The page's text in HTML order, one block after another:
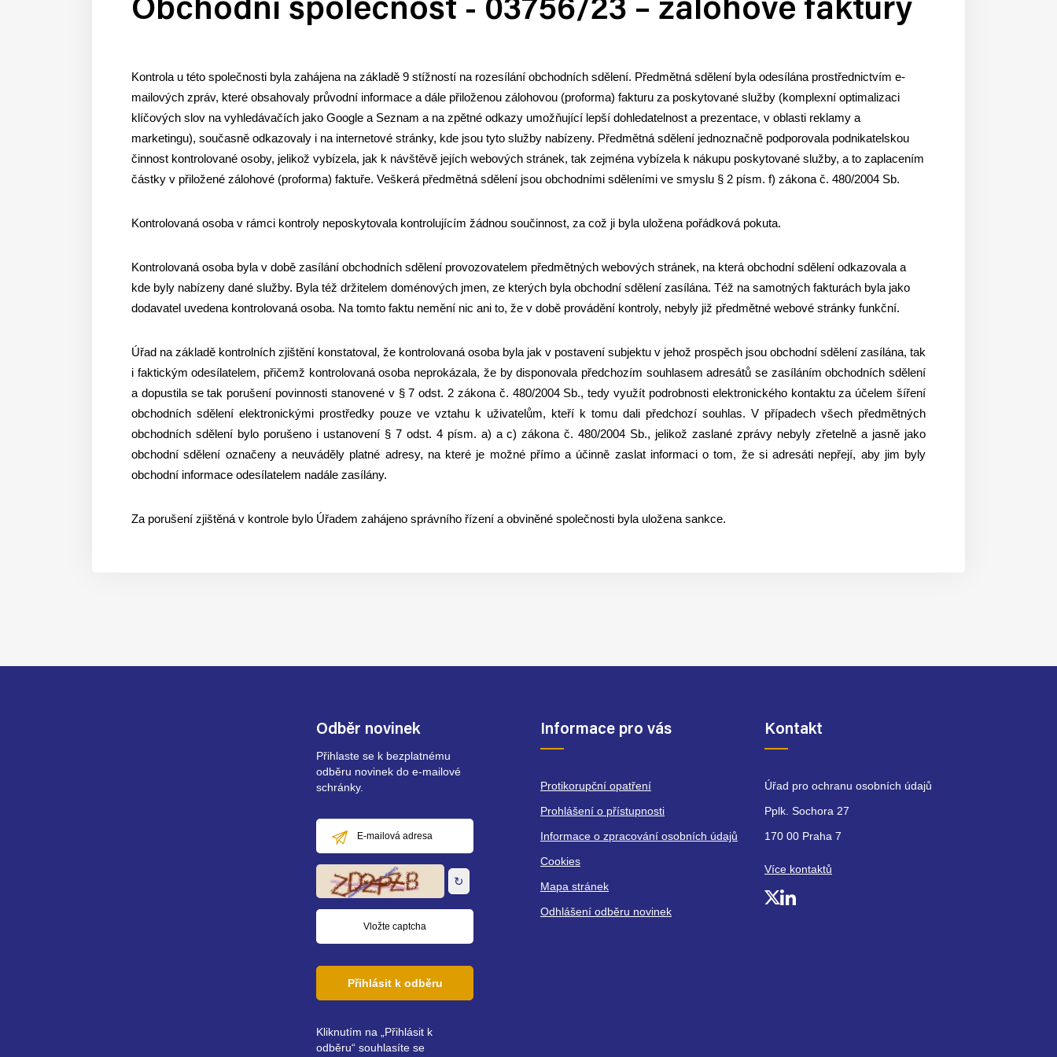
Obchodní společnost - 03756/23 – zálohové faktury
Kontrola u této společnosti byla zahájena na základě 9 stížností na rozesílání obchodních sdělení. Předmětná sdělení byla odesílána prostřednictvím e-
mailových zpráv, které obsahovaly průvodní informace a dále přiloženou zálohovou (proforma) fakturu za poskytované služby (komplexní optimalizaci
klíčových slov na vyhledávačích jako Google a Seznam a na zpětné odkazy umožňující lepší dohledatelnost a prezentace, v oblasti reklamy a
marketingu), současně odkazovaly i na internetové stránky, kde jsou tyto služby nabízeny. Předmětná sdělení jednoznačně podporovala podnikatelskou
činnost kontrolované osoby, jelikož vybízela, jak k návštěvě jejích webových stránek, tak zejména vybízela k nákupu poskytované služby, a to zaplacením
částky v přiložené zálohové (proforma) faktuře. Veškerá předmětná sdělení jsou obchodními sděleními ve smyslu § 2 písm. f) zákona č. 480/2004 Sb.
Kontrolovaná osoba v rámci kontroly neposkytovala kontrolujícím žádnou součinnost, za což ji byla uložena pořádková pokuta.
Kontrolovaná osoba byla v době zasílání obchodních sdělení provozovatelem předmětných webových stránek, na která obchodní sdělení odkazovala a
kde byly nabízeny dané služby. Byla též držitelem doménových jmen, ze kterých byla obchodní sdělení zasílána. Též na samotných fakturách byla jako
dodavatel uvedena kontrolovaná osoba. Na tomto faktu nemění nic ani to, že v době provádění kontroly, nebyly již předmětné webové stránky funkční.
Úřad na základě kontrolních zjištění konstatoval, že kontrolovaná osoba byla jak v postavení subjektu v jehož prospěch jsou obchodní sdělení zasílána, tak
i faktickým odesílatelem, přičemž kontrolovaná osoba neprokázala, že by disponovala předchozím souhlasem adresátů se zasíláním obchodních sdělení
a dopustila se tak porušení povinnosti stanovené v § 7 odst. 2 zákona č. 480/2004 Sb., tedy využít podrobnosti elektronického kontaktu za účelem šíření
obchodních sdělení elektronickými prostředky pouze ve vztahu k uživatelům, kteří k tomu dali předchozí souhlas. V případech všech předmětných
obchodních sdělení bylo porušeno i ustanovení § 7 odst. 4 písm. a) a c) zákona č. 480/2004 Sb., jelikož zaslané zprávy nebyly zřetelně a jasně jako
obchodní sdělení označeny a neuváděly platné adresy, na které je možné přímo a účinně zaslat informaci o tom, že si adresáti nepřejí, aby jim byly
obchodní informace odesílatelem nadále zasílány.
Za porušení zjištěná v kontrole bylo Úřadem zahájeno správního řízení a obviněné společnosti byla uložena sankce.
Odběr novinek
Přihlaste se k bezplatnému
odběru novinek do e-mailové
schránky.
mailová
adresa
↻
Přihlásit k odběru
Kliknutím na „Přihlásit k
odběru“ souhlasíte se
Informace pro vás
Protikorupční opatření
Prohlášení o přístupnosti
Informace o zpracování osobních údajů
Cookies
Mapa stránek
Odhlášení odběru novinek
Kontakt
Úřad pro ochranu osobních údajů
Pplk. Sochora 27
170 00 Praha 7
Více kontaktů